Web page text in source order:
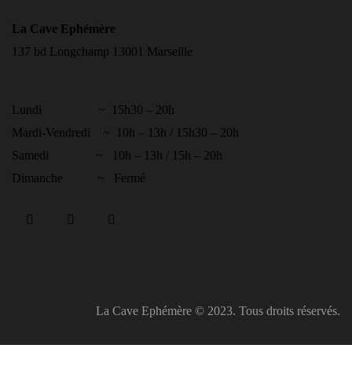
La Cave Ephémère
137 bd Longchamp 13001 Marseille
Lundi ~ 15h30 – 20h
Mardi-Vendredi ~ 10h – 13h / 15h30 – 20h
Samedi ~ 10h – 13h / 15h – 20h
Dimanche ~ Fermé
La Cave Ephémère © 2023. Tous droits réservés.